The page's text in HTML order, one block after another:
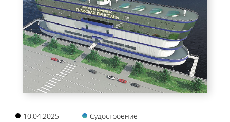
10.04.2025 Судостроение